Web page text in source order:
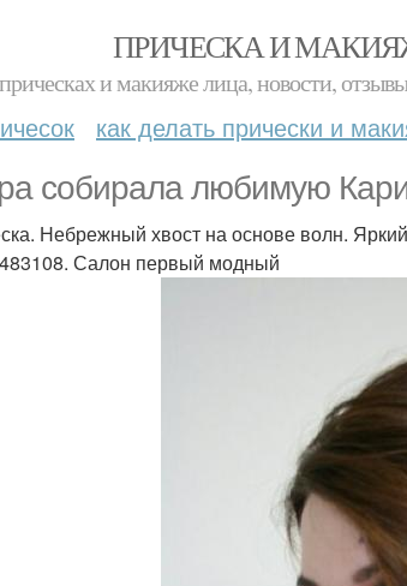
ПРИЧЕСКА И
и макияже лица, новости,
как делать прически и
собирала любимую
Небрежный хвост на основе волн.
Салон первый модный